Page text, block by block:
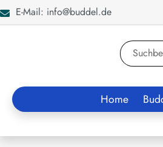
Zur Suche springen
E-Mail: info@buddel.de
Home